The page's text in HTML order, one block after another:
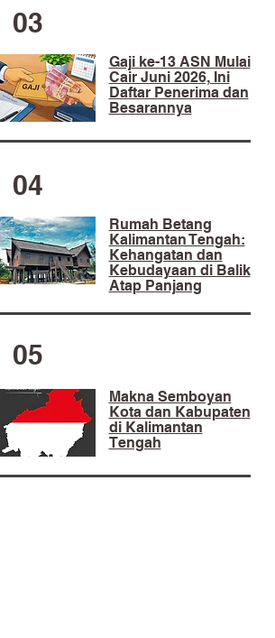
03
Gaji ke-13 ASN Mulai
Cair Juni 2026, Ini
Daftar Penerima dan
Besarannya
04
Rumah Betang
Kalimantan Tengah:
Kehangatan dan
Kebudayaan di Balik
Atap Panjang
05
Makna Semboyan
Kota dan Kabupaten
di Kalimantan
Tengah